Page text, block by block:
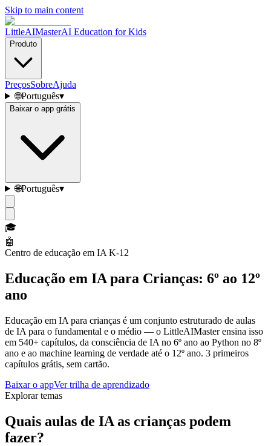
Skip to main content
LittleAIMasterAI Education for Kids
Produto
PreçosSobreAjuda
🌐Português▾
Baixar o app grátis
🌐Português▾
🎓
🤖
Centro de educação em IA K-12
Educação em IA para Crianças: 6º ao 12º
ano
Educação em IA para crianças é um conjunto estruturado de aulas
de IA para o fundamental e o médio — o LittleAIMaster ensina isso
em 540+ capítulos, da consciência de IA no 6º ano ao Python no 8º
ano e ao machine learning de verdade até o 12º ano. 3 primeiros
capítulos grátis, sem cartão.
Baixar o appVer trilha de aprendizado
Explorar temas
Quais aulas de IA as crianças podem
fazer?